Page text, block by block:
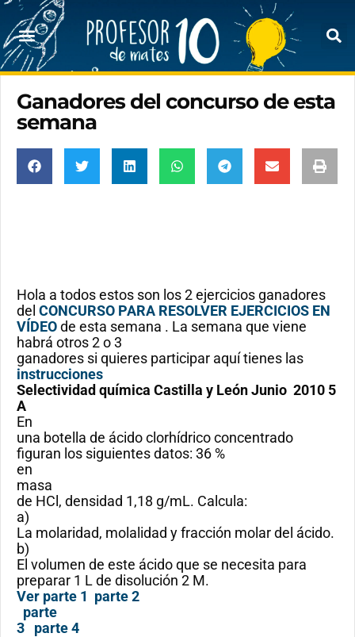
Ganadores del concurso de esta
semana
Hola a todos estos son los 2 ejercicios ganadores
del CONCURSO PARA RESOLVER EJERCICIOS EN
VÍDEOde esta semana . La semana que viene
habrá otros 2 o 3
ganadores si quieres participar aquí tienes las
instrucciones
Selectividad química Castilla y León Junio 2010 5
A
En
una botella de ácido clorhídrico concentrado
figuran los siguientes datos: 36 %
en
masa
de HCl, densidad 1,18 g/mL. Calcula:
a)
La molaridad, molalidad y fracción molar del ácido.
b)
El volumen de este ácido que se necesita para
preparar 1 L de disolución 2 M.
Ver parte 1 parte 2
parte
3
parte 4